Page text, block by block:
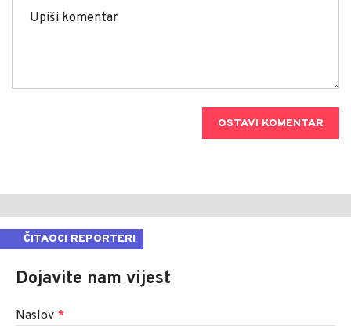
OSTAVI KOMENTAR
ČITAOCI REPORTERI
Dojavite nam vijest
Naslov *